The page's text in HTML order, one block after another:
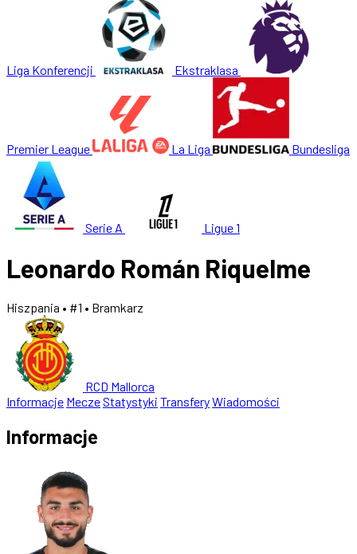
Liga Konferencji Ekstraklasa
Premier League La Liga Bundesliga
Serie A Ligue 1
Leonardo Román Riquelme
Hiszpania • #1 • Bramkarz
RCD Mallorca
Informacje MeczeStatystyki TransferyWiadomości
Informacje